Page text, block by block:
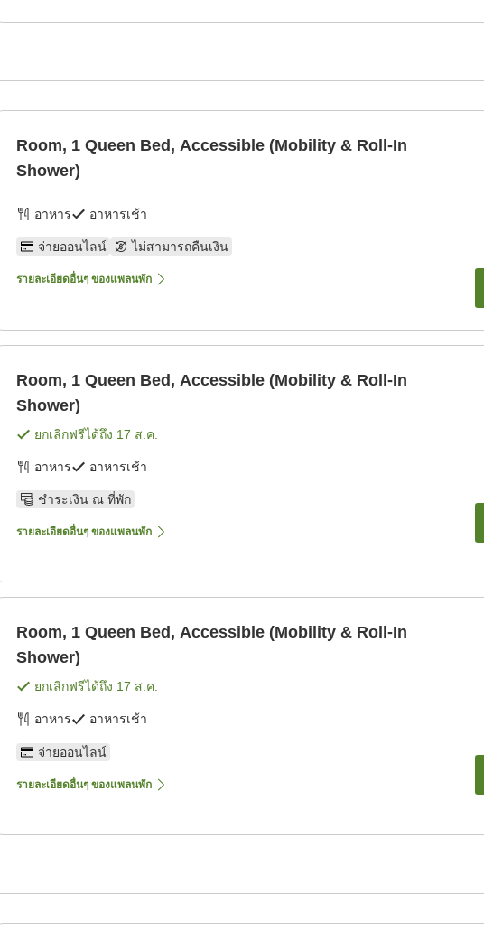
Room, 1 Queen Bed, Accessible (Mobility & Roll-In
Shower)
อาหาร อาหารเช้า
จ่ายออนไลน์ ไม่สามารถคืนเงิน
รายละเอียดอื่นๆ ของแพลนพัก
Room, 1 Queen Bed, Accessible (Mobility & Roll-In
Shower)
ยกเลิกฟรีได้ถึง 17 ส.ค.
อาหาร อาหารเช้า
ชำระเงิน ณ ที่พัก
รายละเอียดอื่นๆ ของแพลนพัก
Room, 1 Queen Bed, Accessible (Mobility & Roll-In
Shower)
ยกเลิกฟรีได้ถึง 17 ส.ค.
อาหาร อาหารเช้า
จ่ายออนไลน์
รายละเอียดอื่นๆ ของแพลนพัก